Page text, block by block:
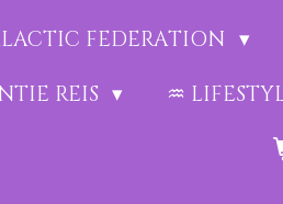
FEDERATION
REIS
♒︎